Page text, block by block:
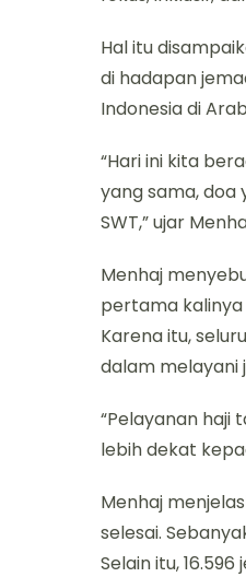
Hal itu
di hadapan
Indonesia di
“Hari ini kita
yang sama, doa
SWT,” ujar
Menhaj
pertama kalinya
Karena itu,
dalam melayani
“Pelayanan haji
lebih dekat
Menhaj
selesai.
Selain itu,